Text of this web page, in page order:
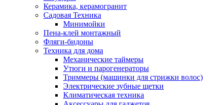
Керамика, керамогранит
Садовая Техника
Минимойки
Пена-клей монтажный
Фляги-бидоны
Техника для дома
Механические таймеры
Утюги и парогенераторы
Триммеры (машинки для стрижки волос)
Электрические зубные щетки
Климатическая техника